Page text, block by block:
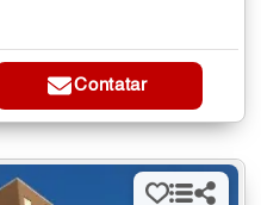
Contatar